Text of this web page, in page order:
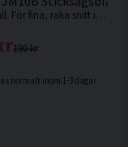
Av bimetall. För fina, raka snitt i kryssfaner, mjukt stål, aluminium, legeringar och plast
190 kr
normalt inom 1-3 dagar